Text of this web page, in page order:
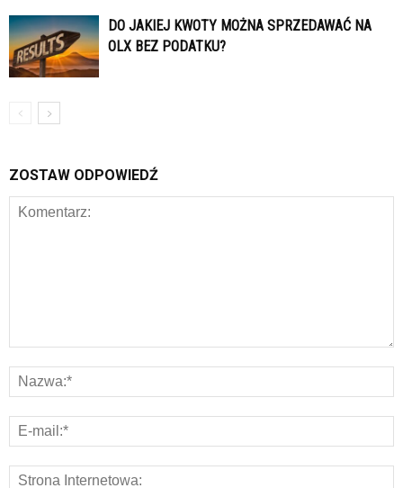
DO JAKIEJ KWOTY MOŻNA SPRZEDAWAĆ NA
OLX BEZ PODATKU?
ZOSTAW ODPOWIEDŹ